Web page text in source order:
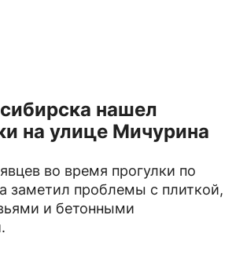
нашел
на улице Мичурина
во время прогулки по
заметил проблемы с плиткой,
и бетонными